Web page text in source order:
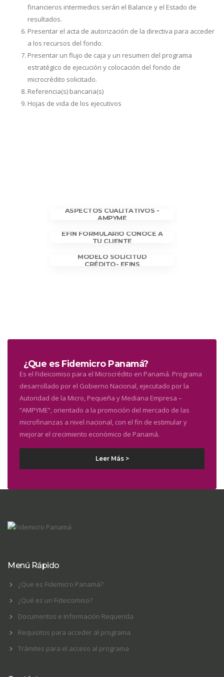
financieros intermedios serán el Balance y el Estado de
resultados.
Presentar el acta de autorización de la directiva para acceder
a los recursos del fondo.
Presentar un flujo de caja y un resumen del programa
estratégico de ejecución y colocación del fondo de
microcrédito solicitado.
Referencia(s) bancaria(s)
Hojas de vida de los ejecutivos
ASPECTOS CUALITATIVOS -
AMPYME
EFIN FORMULARIO CONOCE A
TU CLIENTE
MODELO SOLICITUD
CRÉDITO- EFINS
¿Que es Fidemicro Panamá?
Es el Fideicomiso para el Microcrédito en Panamá. Programa
desarrollado por el Gobierno Nacional, ejecutado por la
Autoridad de la Micro, Pequeña y Mediana Empresa –
“AMPYME”, orientado a la promoción del mercado de las
microfinanzas a nivel nacional, con el fin de estimular y
mejorar el crecimiento económico de Panamá.
Leer Más >
Menú Rápido
¿Que es Fidemicro Panamá?
¿Qué es un Fideicomiso?
Documentos e Información Requerida
Requisitos para acceder al programa
Trámites para el acceso al programa